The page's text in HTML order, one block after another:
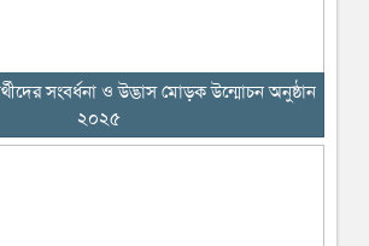
সংবর্ধনা ও উদ্ভাস মোড়ক উন্মোচন অনুষ্ঠান
২০২৫